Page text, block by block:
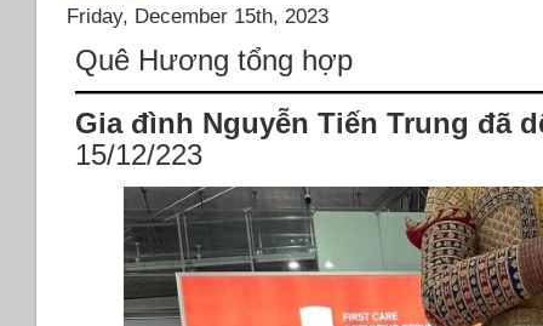
Friday, December 15th, 2023
Quê Hương tổng hợp
Gia đình Nguyễn Tiến Trung đã
15/12/223